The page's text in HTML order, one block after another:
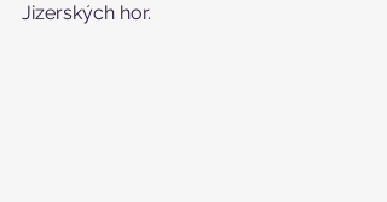
Jizerských hor.